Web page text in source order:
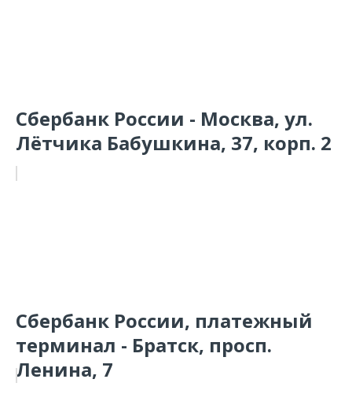
Сбербанк России - Москва, ул.
Лётчика Бабушкина, 37, корп. 2
Сбербанк России, платежный
терминал - Братск, просп.
Ленина, 7